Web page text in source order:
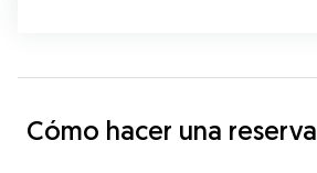
Cómo hacer una reserva